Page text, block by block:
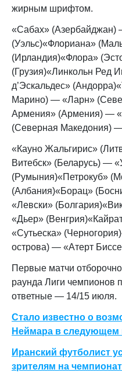
жирным шрифтом.
«Сабах»
(Уэльс)«Флориана»
(Ирландия)«Флора»
(Грузия)«Линкольн Ред
д’Эскальдес»
Марино) — «Ларн»
Армения» (Армения) —
(Северная Македония)
«Кауно Жальгирис»
Витебск» (Беларусь) —
(Румыния)«Петрокуб»
(Албания)«Борац»
«Левски»
«Дьер»
«Сутьеска»
острова) — «Атерт
Первые матчи
раунда Лиги чемпионов
ответные — 14/15 июля.
Стало известно о
Неймара в следующем
Иранский футболист
зрителям на